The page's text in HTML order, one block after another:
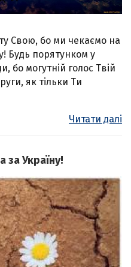
Свою, бо ми чекаємо на
Будь порятунком у
бо могутній голос Твій
як тільки Ти
Читати далі
за Україну!